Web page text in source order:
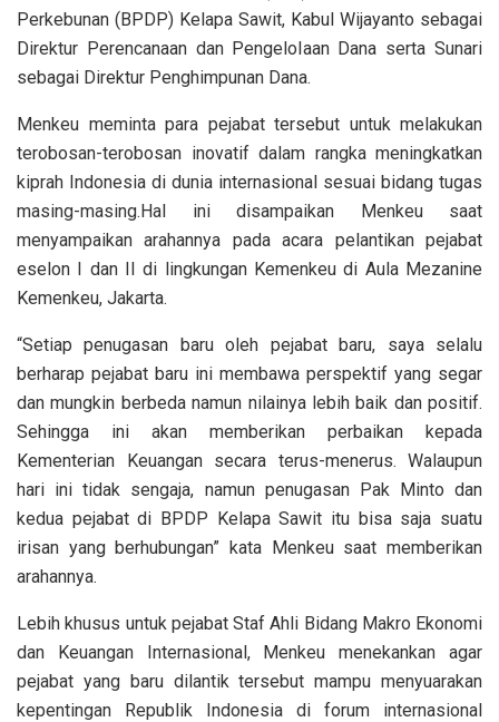
Perkebunan (BPDP) Kelapa Sawit, Kabul Wijayanto sebagai
Direktur Perencanaan dan Pengelolaan Dana serta Sunari
sebagai Direktur Penghimpunan Dana.
Menkeu meminta para pejabat tersebut untuk melakukan
terobosan-terobosan inovatif dalam rangka meningkatkan
kiprah Indonesia di dunia internasional sesuai bidang tugas
masing-masing.Hal ini disampaikan Menkeu saat
menyampaikan arahannya pada acara pelantikan pejabat
eselon I dan II di lingkungan Kemenkeu di Aula Mezanine
Kemenkeu, Jakarta.
“Setiap penugasan baru oleh pejabat baru, saya selalu
berharap pejabat baru ini membawa perspektif yang segar
dan mungkin berbeda namun nilainya lebih baik dan positif.
Sehingga ini akan memberikan perbaikan kepada
Kementerian Keuangan secara terus-menerus. Walaupun
hari ini tidak sengaja, namun penugasan Pak Minto dan
kedua pejabat di BPDP Kelapa Sawit itu bisa saja suatu
irisan yang berhubungan” kata Menkeu saat memberikan
arahannya.
Lebih khusus untuk pejabat Staf Ahli Bidang Makro Ekonomi
dan Keuangan Internasional, Menkeu menekankan agar
pejabat yang baru dilantik tersebut mampu menyuarakan
kepentingan Republik Indonesia di forum internasional